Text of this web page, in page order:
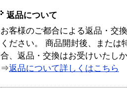
返品について
お客様のご都合による返品・交
ください。 商品開封後、または
合、返品・交換はお受けいたし
⇒返品について詳しくはこちら